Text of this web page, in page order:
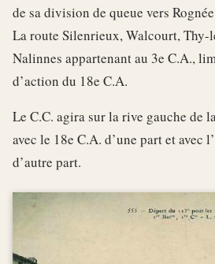
de sa division de queue vers
La route Silenrieux, Walcourt, Thy-
Nalinnes appartenant au 3e C.A.,
d’action du 18e C.A.
Le C.C. agira sur la rive gauche de
avec le 18e C.A. d’une part et avec
d’autre part.